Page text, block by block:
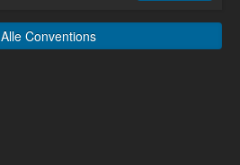
Alle Conventions